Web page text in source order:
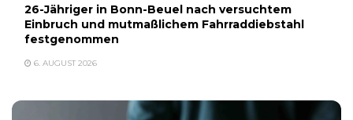
26-Jähriger in Bonn-Beuel nach versuchtem
Einbruch und mutmaßlichem Fahrraddiebstahl
festgenommen
6. AUGUST 2026